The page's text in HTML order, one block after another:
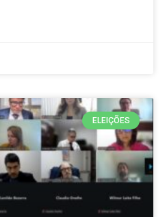
ELEIÇÕES